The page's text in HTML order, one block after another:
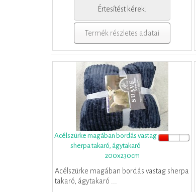
Értesítést kérek!
Termék részletes adatai
Acélszürke magában bordás vastag
sherpa takaró, ágytakaró
200x230cm
Acélszürke magában bordás vastag sherpa
takaró, ágytakaró ...